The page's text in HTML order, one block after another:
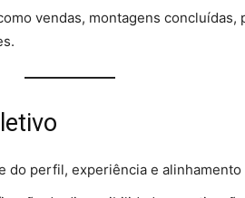
vendas, montagens concluídas,
do perfil, experiência e alinhamento